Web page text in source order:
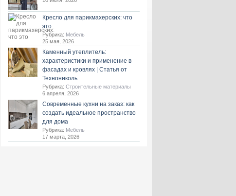
Кресло для парикмахерских: что
это
Рубрика: Мебель
25 мая, 2026
Каменный утеплитель:
характеристики и применение в
фасадах и кровлях | Статья от
Технониколь
Рубрика: Строительные материалы
6 апреля, 2026
Современные кухни на заказ: как
создать идеальное пространство
для дома
Рубрика: Мебель
17 марта, 2026